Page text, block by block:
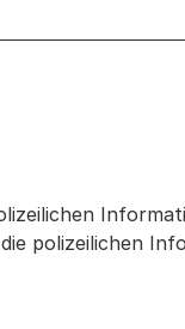
polizeilichen